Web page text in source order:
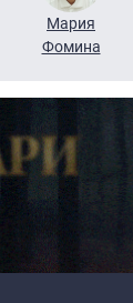
Мария
Фомина